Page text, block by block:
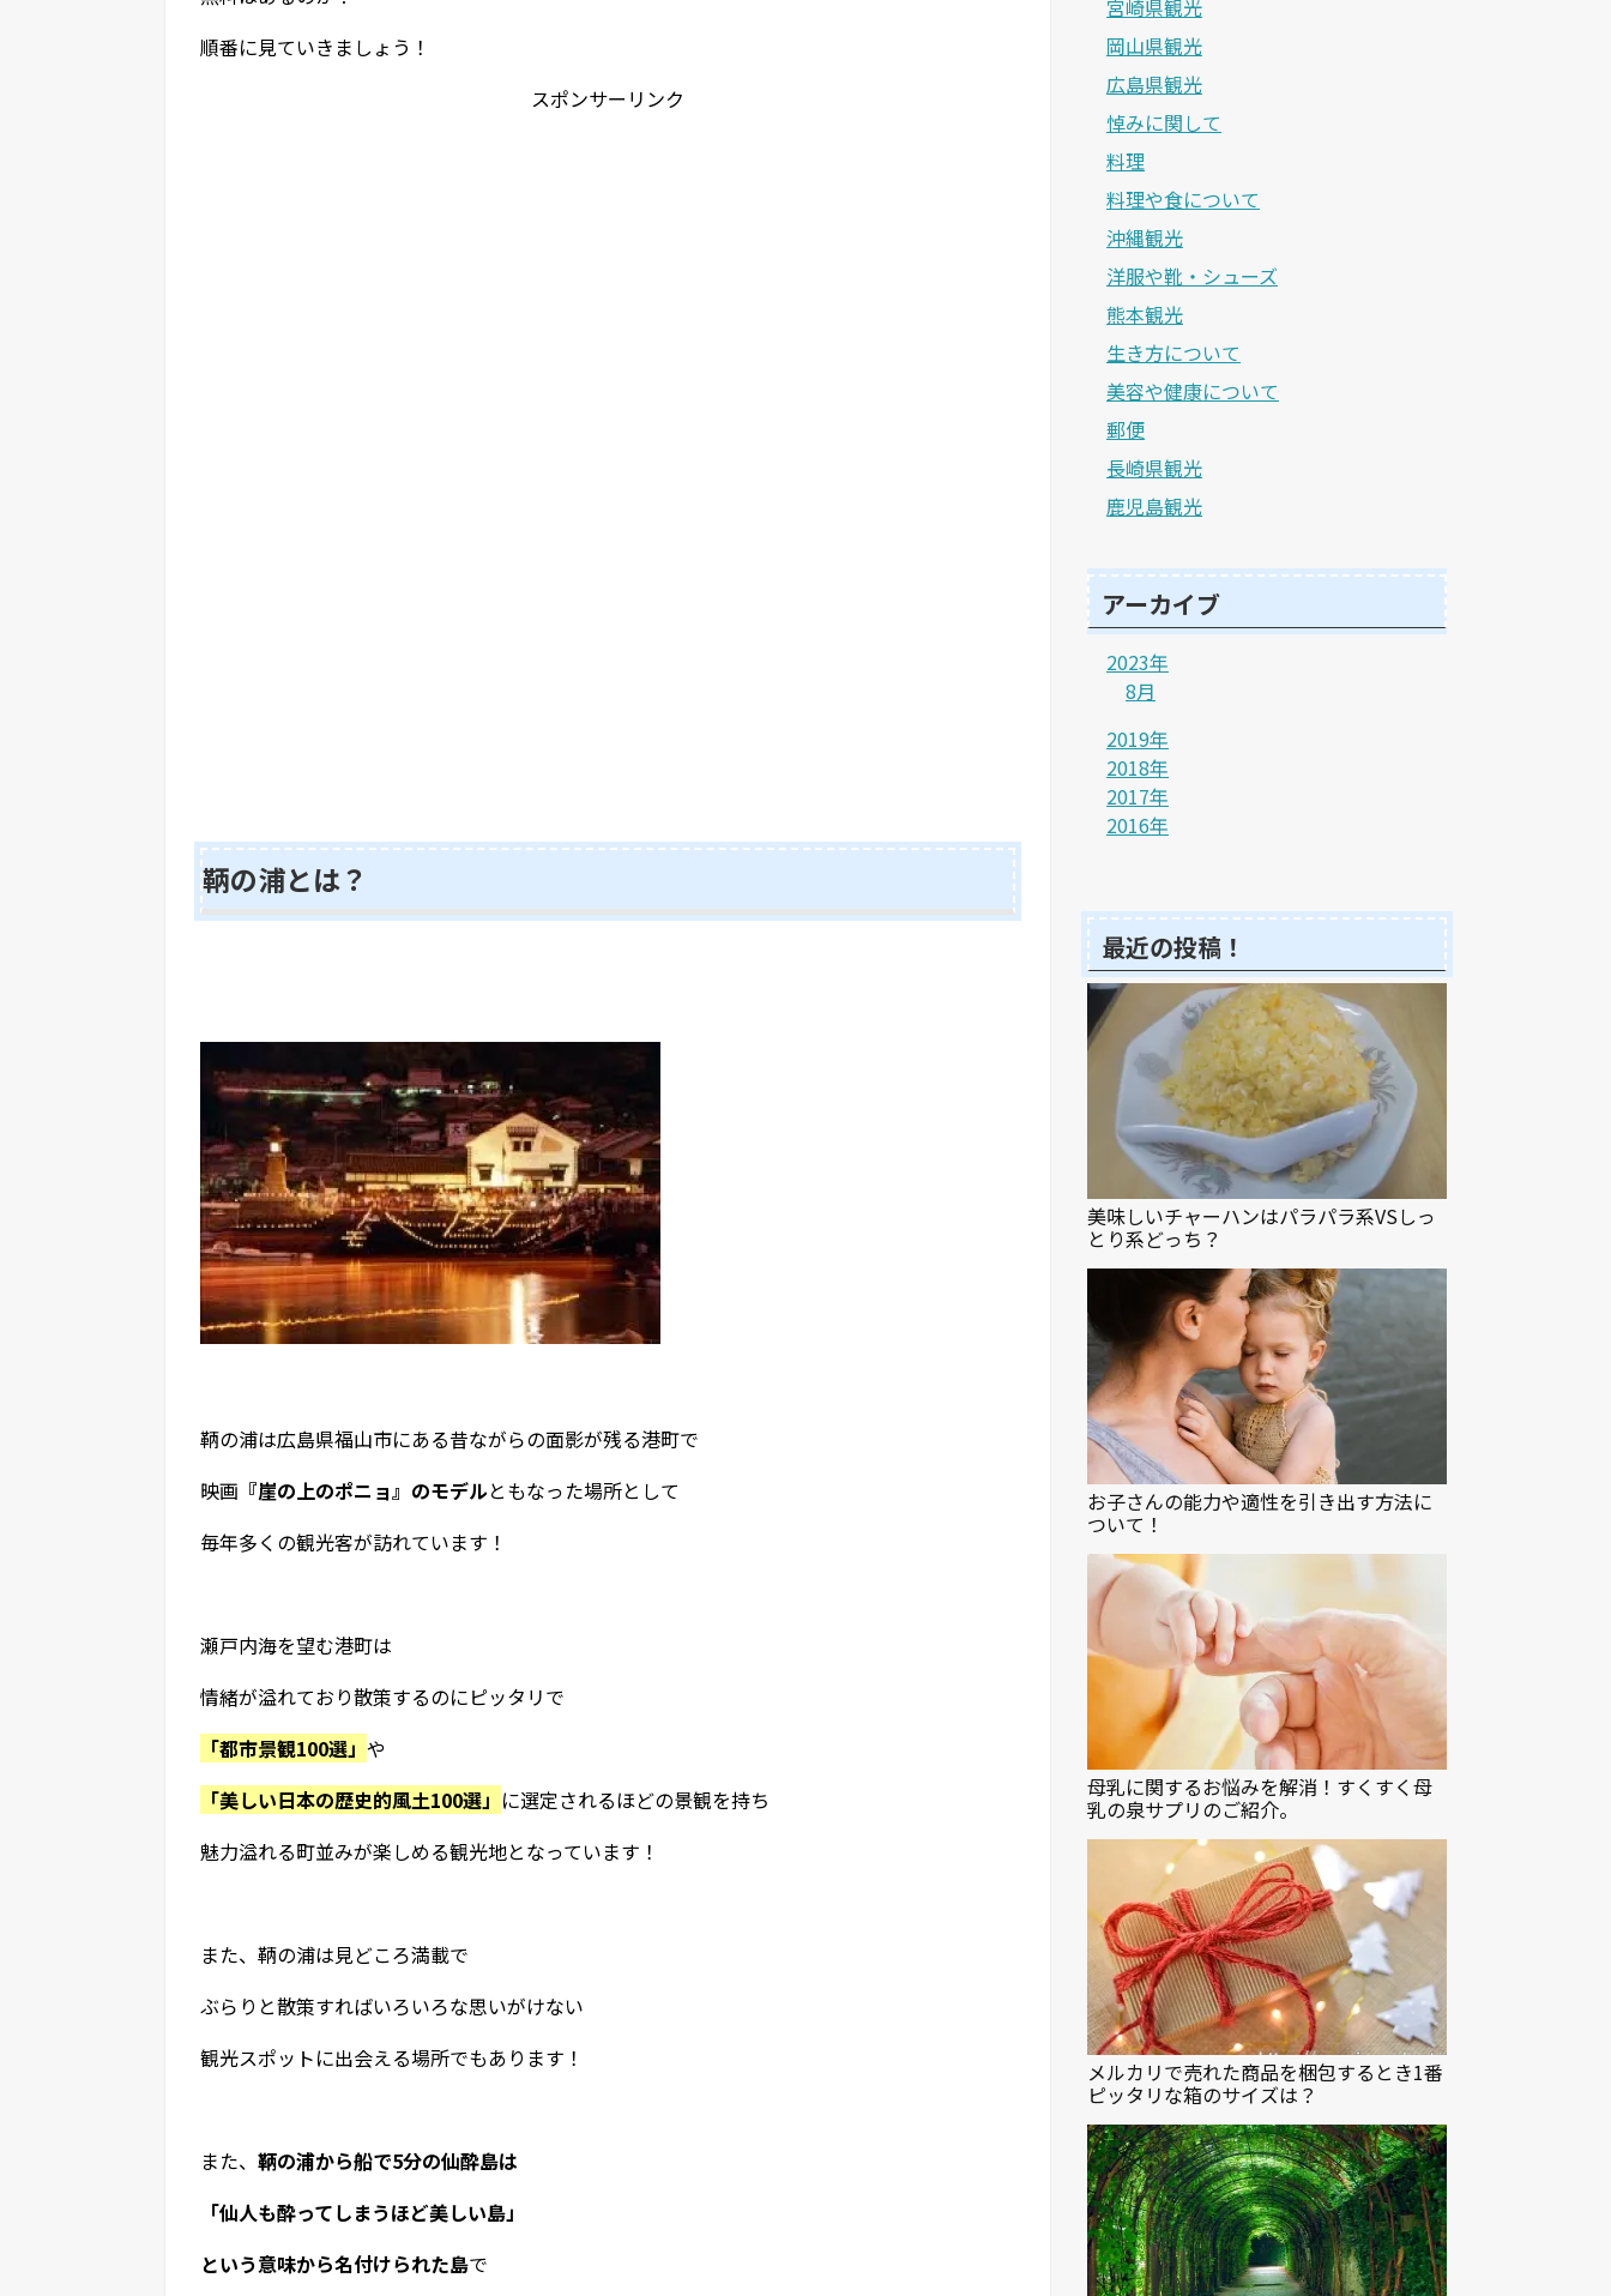
順番に見ていきましょう！
スポンサーリンク
鞆の浦とは？
鞆の浦は広島県福山市にある昔ながらの面影が残る港町で
映画 『崖の上のポニョ』のモデルともなった場所として
毎年多くの観光客が訪れています！
瀬戸内海を望む港町は
情緒が溢れており散策するのにピッタリで
「都市景観100選」 や
「美しい日本の歴史的風土100選」 に選定されるほどの景観を持ち
魅力溢れる町並みが楽しめる観光地となっています！
また、鞆の浦は見どころ満載で
ぶらりと散策すればいろいろな思いがけない
観光スポットに出会える場所でもあります！
また、 鞆の浦から船で5分の仙酔島は
「仙人も酔ってしまうほど美しい島」
という意味から名付けられた島で
宮崎県観光
岡山県観光
広島県観光
悼みに関して
料理
料理や食について
沖縄観光
洋服や靴・シューズ
熊本観光
生き方について
美容や健康について
郵便
長崎県観光
鹿児島観光
アーカイブ
2023年
8月
2019年
2018年
2017年
2016年
最近の投稿！
美味しいチャーハンはパラパラ系VSしっ
とり系どっち？
お子さんの能力や適性を引き出す方法に
ついて！
母乳に関するお悩みを解消！すくすく母
乳の泉サプリのご紹介。
メルカリで売れた商品を梱包するとき1番
ピッタリな箱のサイズは？